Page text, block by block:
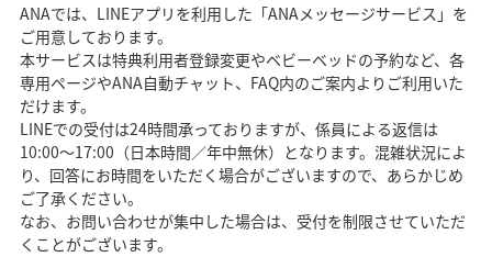
ANAでは、LINEアプリを利用した「ANAメッセージサービス」を
ご用意しております。
本サービスは特典利用者登録変更やベビーベッドの予約など、各
専用ページやANA自動チャット、FAQ内のご案内よりご利用いた
だけます。
LINEでの受付は24時間承っておりますが、係員による返信は
10:00～17:00（日本時間／年中無休）となります。混雑状況によ
り、回答にお時間をいただく場合がございますので、あらかじめ
ご了承ください。
なお、お問い合わせが集中した場合は、受付を制限させていただ
くことがございます。